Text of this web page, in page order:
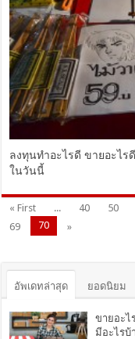
ลงทุนทําอะไรดี ขายอะไร
ในวันนี้
« First ... 40 50
69
70 »
อัพเดทล่าสุด ยอดนิยม
ขายอะไ
มีอะไรบ้